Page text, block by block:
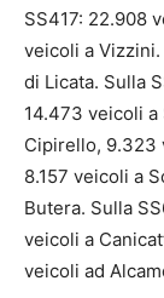
SS417: 22.908
veicoli a Vizzini.
di Licata. Sulla
14.473 veicoli a
Cipirello, 9.323
8.157 veicoli a
Butera. Sulla
veicoli a
veicoli ad